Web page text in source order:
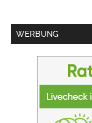
Seitenspalte
WERBUNG